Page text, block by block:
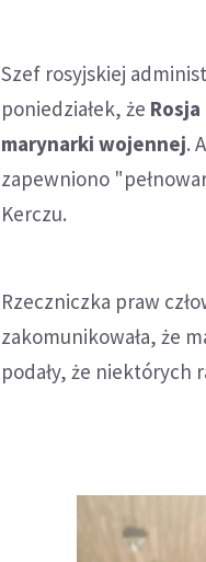
Szef rosyjskiej
poniedziałek, że
marynarki wojennej.
zapewniono
Kerczu.
Rzeczniczka praw
zakomunikowała, że
podały, że niektórych